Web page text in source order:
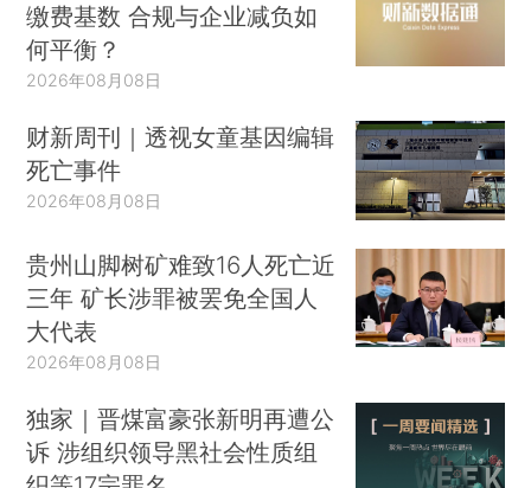
缴费基数 合规与企业减负如
何平衡？
2026年08月08日
财新周刊｜透视女童基因编辑
死亡事件
2026年08月08日
贵州山脚树矿难致16人死亡近
三年 矿长涉罪被罢免全国人
大代表
2026年08月08日
独家｜晋煤富豪张新明再遭公
诉 涉组织领导黑社会性质组